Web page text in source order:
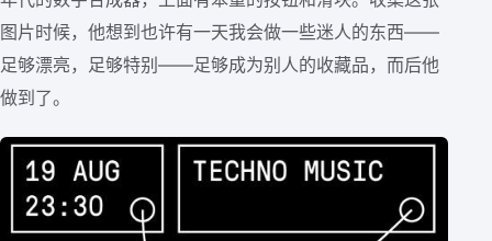
图片时候，他想到也许有一天我会做一些迷人的东西——
足够漂亮，足够特别——足够成为别人的收藏品，而后他
做到了。